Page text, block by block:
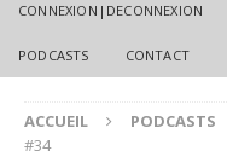
CONNEXION|DECONNEXION
PODCASTS CONTACT
ACCUEIL PODCASTS
#34